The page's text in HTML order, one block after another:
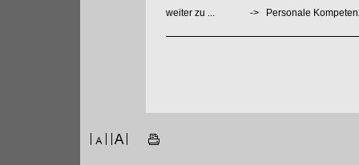
weiter zu ... -> Personale